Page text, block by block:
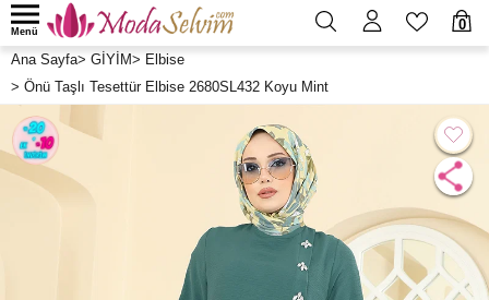
0
Menü
Ana Sayfa> GİYİM> Elbise
> Önü Taşlı Tesettür Elbise 2680SL432 Koyu Mint